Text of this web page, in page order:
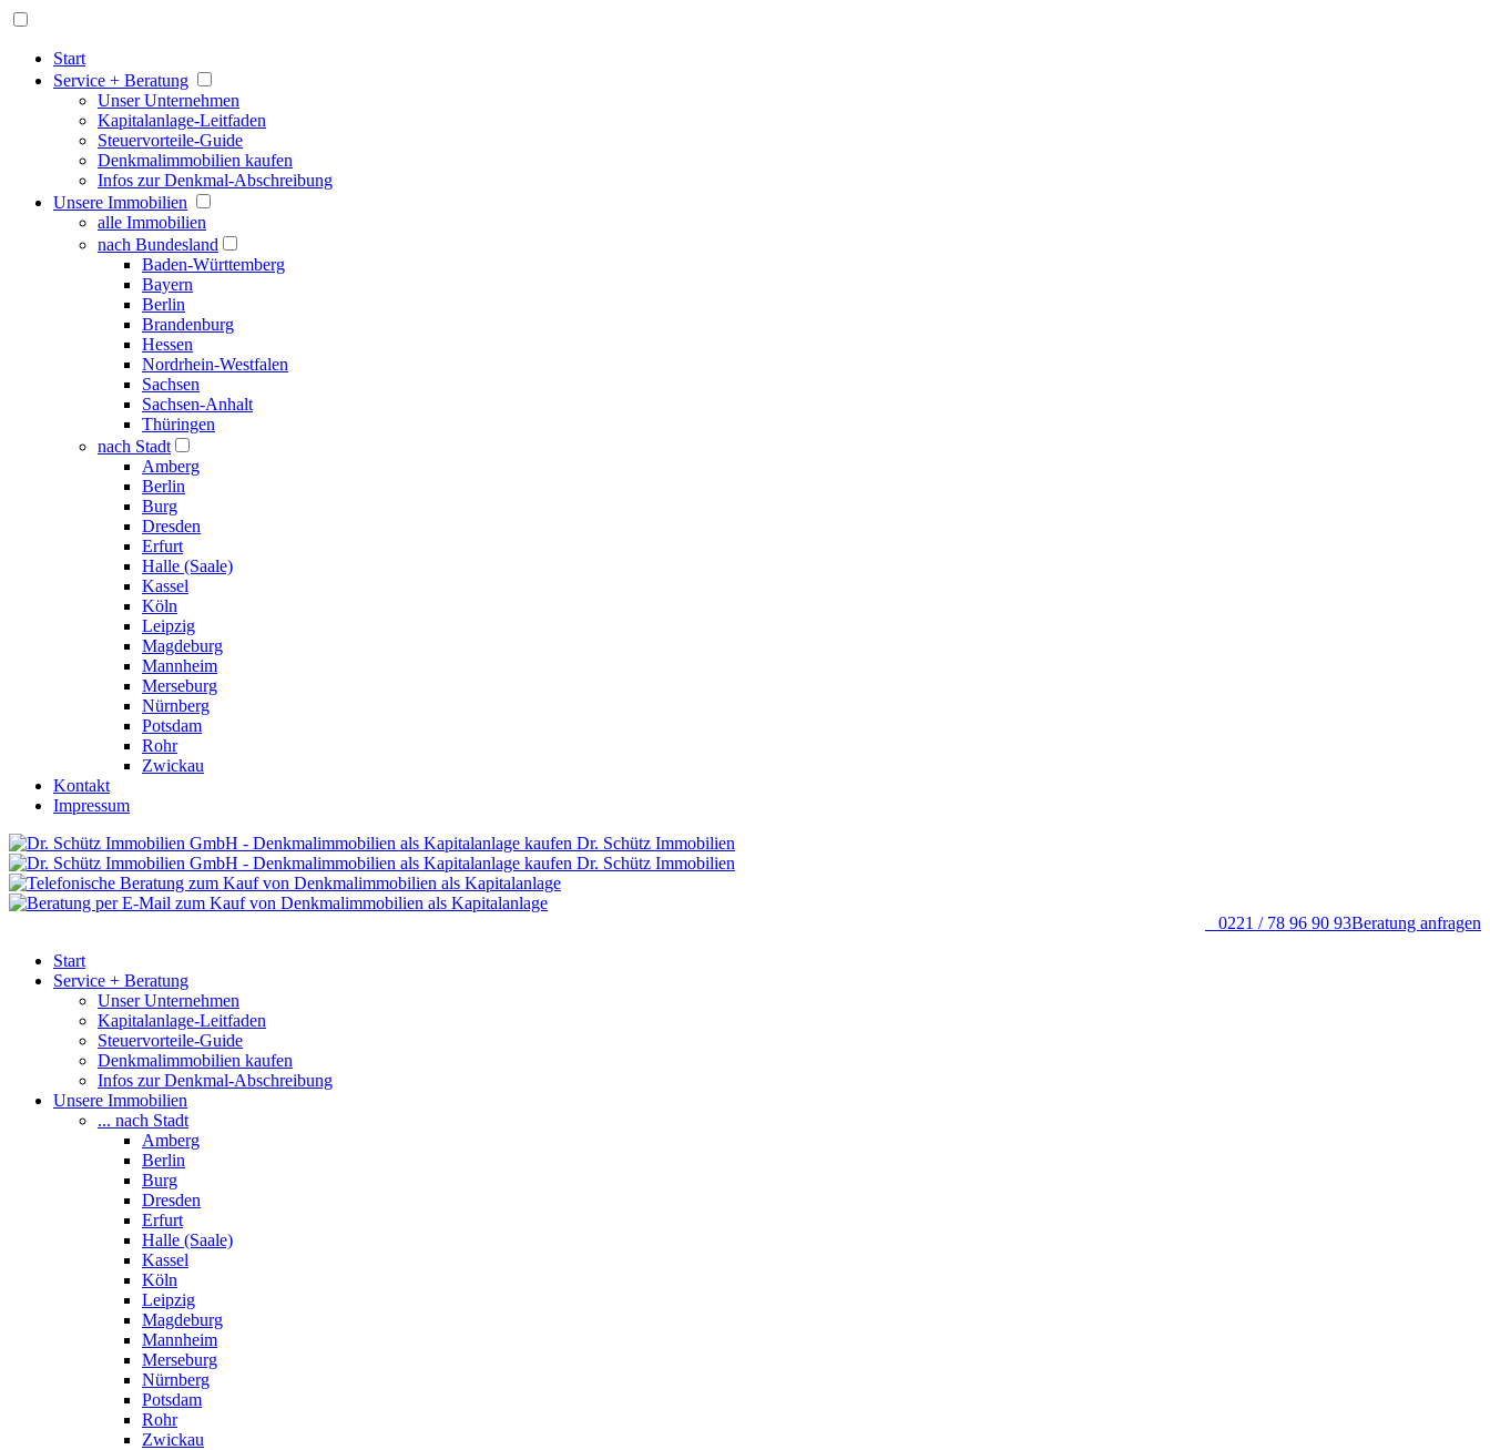
Start
Service + Beratung
Unser Unternehmen
Kapitalanlage-Leitfaden
Steuervorteile-Guide
Denkmalimmobilien kaufen
Infos zur Denkmal-Abschreibung
Unsere Immobilien
alle Immobilien
nach Bundesland
Baden-Württemberg
Bayern
Berlin
Brandenburg
Hessen
Nordrhein-Westfalen
Sachsen
Sachsen-Anhalt
Thüringen
nach Stadt
Amberg
Berlin
Burg
Dresden
Erfurt
Halle (Saale)
Kassel
Köln
Leipzig
Magdeburg
Mannheim
Merseburg
Nürnberg
Potsdam
Rohr
Zwickau
Kontakt
Impressum
Dr. Schütz Immobilien
Dr. Schütz Immobilien
0221 / 78 96 90 93Beratung anfragen
Start
Service + Beratung
Unser Unternehmen
Kapitalanlage-Leitfaden
Steuervorteile-Guide
Denkmalimmobilien kaufen
Infos zur Denkmal-Abschreibung
Unsere Immobilien
... nach Stadt
Amberg
Berlin
Burg
Dresden
Erfurt
Halle (Saale)
Kassel
Köln
Leipzig
Magdeburg
Mannheim
Merseburg
Nürnberg
Potsdam
Rohr
Zwickau